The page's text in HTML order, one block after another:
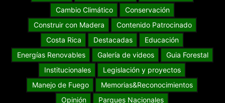
Cambio Climático
Conservación
Construir con Madera
Contenido Patrocinado
Costa Rica
Destacadas
Educación
Energías Renovables
Galería de videos
Guia Forestal
Institucionales
Legislación y proyectos
Manejo de Fuego
Memorias&Reconocimientos
Opinión
Parques Nacionales